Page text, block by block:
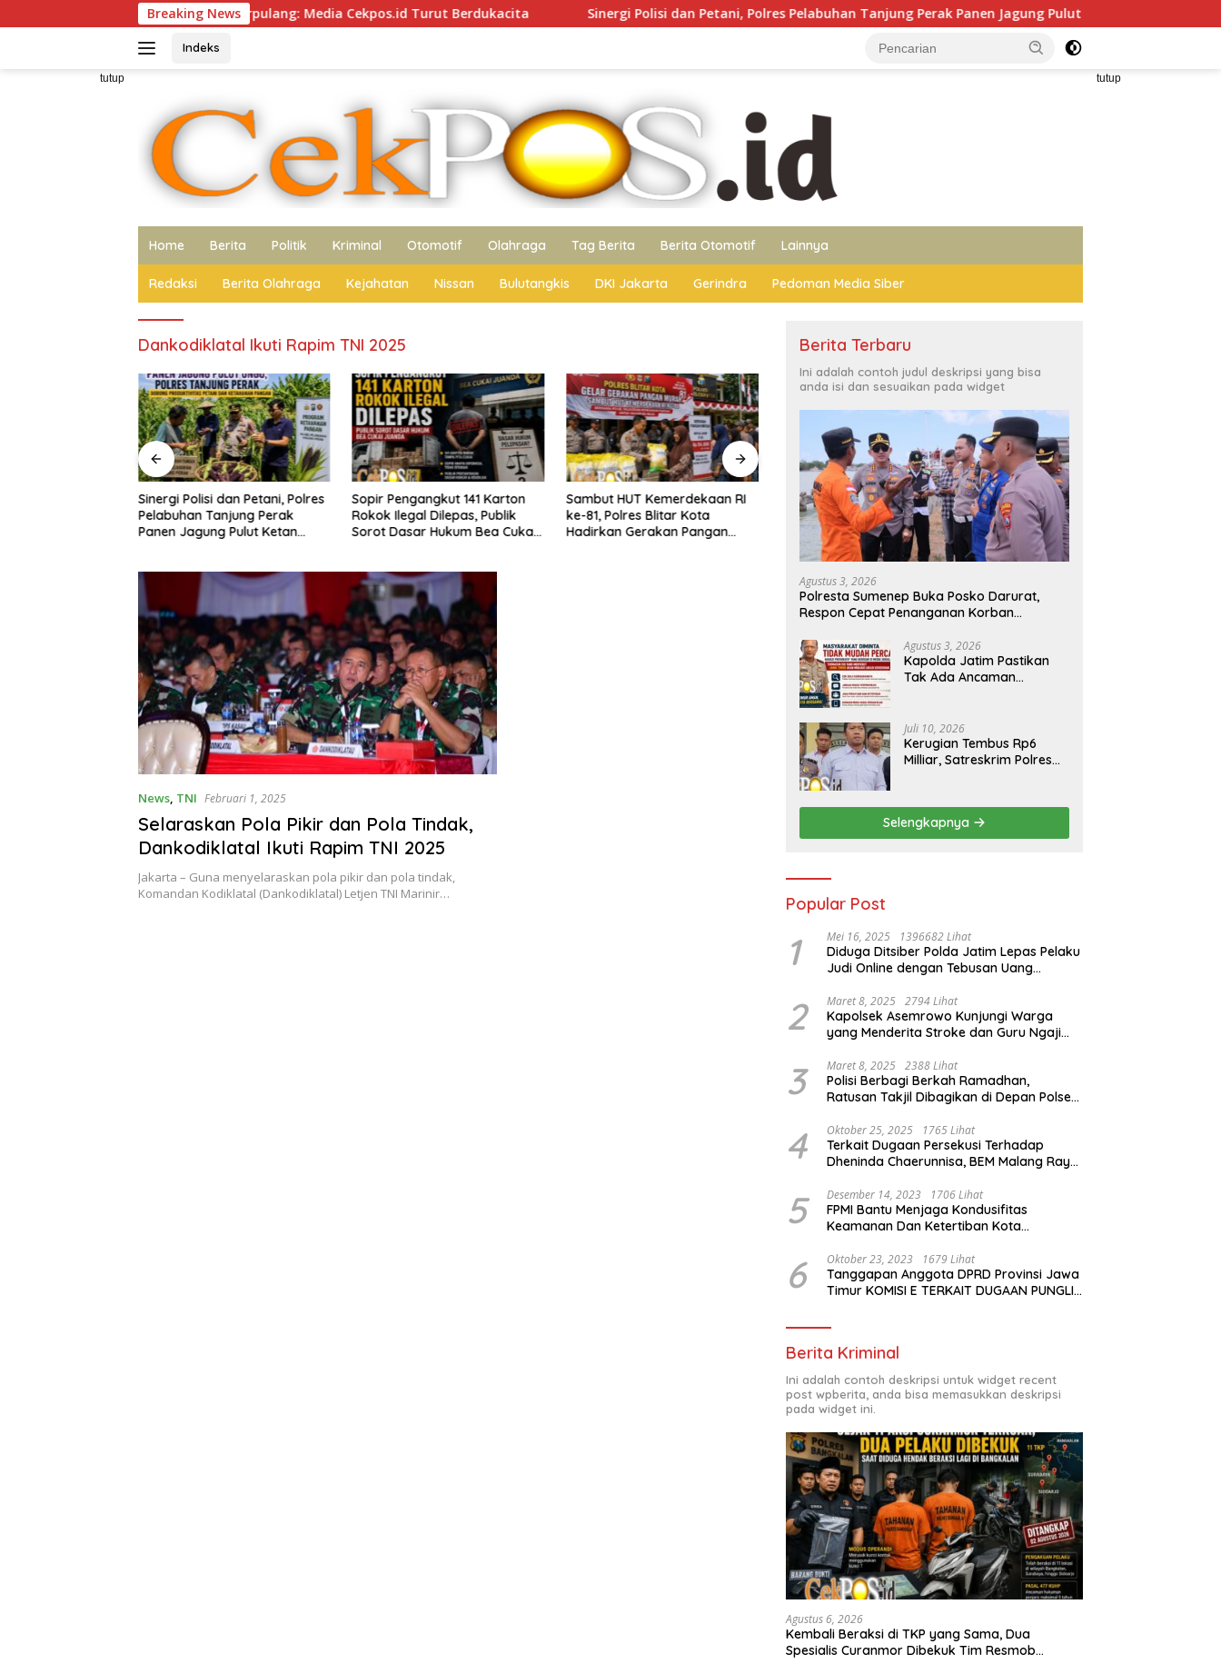
ke
Breaking News
Duka, Cak Sholeh Berpulang: Media Cekpos.id Turut Berdukacita Sinergi Polisi dan Petani, Polres Pelabuhan Tanjung Perak Panen Jagung Pulut Ketan Ungu
Indeks
tutup tutup
Home Berita Politik Kriminal Otomotif Olahraga Tag Berita Berita Otomotif Lainnya
Redaksi Berita Olahraga Kejahatan Nissan Bulutangkis DKI Jakarta Gerindra Pedoman Media Siber
Dankodiklatal Ikuti Rapim TNI 2025
dan Petani, Polres
Sopir Pengangkut 141 Karton
Rokok Ilegal Dilepas, Publik
Sorot Dasar Hukum Bea Cukai
Sambut HUT Kemerdekaan RI
ke-81, Polres Blitar Kota
Hadirkan Gerakan Pangan
Polda Jatim Gelar Nobar Final
Piala Presiden 2026, Ribuan
Bonek Padati Lapangan
Persebaya Ukir Sejarah, Juara
Piala Presiden 2026 Usai Libas
Persib di Adu Penalti
Kembali Beraksi di TKP yang
Sama, Dua Spesialis Curanmor
Dibekuk Tim Resmob
Bangkalan
News TNI Februari 1, 2025
Selaraskan Pola Pikir dan Pola Tindak,
Dankodiklatal Ikuti Rapim TNI 2025
Jakarta – Guna menyelaraskan pola pikir dan pola tindak,
Komandan Kodiklatal (Dankodiklatal) Letjen TNI Marinir…
Berita Terbaru
Ini adalah contoh judul deskripsi yang bisa
anda isi dan sesuaikan pada widget
Agustus 3, 2026
Polresta Sumenep Buka Posko Darurat,
Respon Cepat Penanganan Korban
Agustus 3, 2026
Kapolda Jatim Pastikan
Tak Ada Ancaman
Percaya Hoaks
Juli 10, 2026
Kerugian Tembus Rp6
Milliar, Satreskrim Polres
Arisan Bodong
Selengkapnya
Popular Post
1 Mei 16, 2025 1396682 Lihat
Diduga Ditsiber Polda Jatim Lepas Pelaku
Judi Online dengan Tebusan Uang
2 Maret 8, 2025 2794 Lihat
Kapolsek Asemrowo Kunjungi Warga
yang Menderita Stroke dan Guru Ngaji
3 Maret 8, 2025 2388 Lihat
Polisi Berbagi Berkah Ramadhan,
Ratusan Takjil Dibagikan di Depan Polsek
4 Oktober 25, 2025 1765 Lihat
Terkait Dugaan Persekusi Terhadap
Dheninda Chaerunnisa, BEM Malang Raya
5 Desember 14, 2023 1706 Lihat
FPMI Bantu Menjaga Kondusifitas
Keamanan Dan Ketertiban Kota
6 Oktober 23, 2023 1679 Lihat
Tanggapan Anggota DPRD Provinsi Jawa
Timur KOMISI E TERKAIT DUGAAN PUNGLI
Berita Kriminal
Ini adalah contoh deskripsi untuk widget recent
post wpberita, anda bisa memasukkan deskripsi
pada widget ini.
Agustus 6, 2026
Kembali Beraksi di TKP yang Sama, Dua
Spesialis Curanmor Dibekuk Tim Resmob